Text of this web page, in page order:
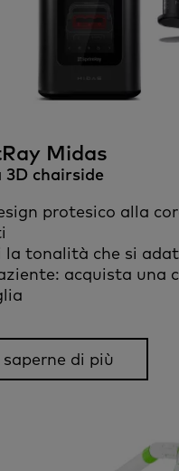
Midas
3D chairside
protesico alla
la tonalità che si
acquista una
saperne di più